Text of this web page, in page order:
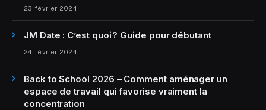
23 février 2024
JM Date : C’est quoi ? Guide pour débutant
24 février 2024
Back to School 2026 – Comment aménager un
espace de travail qui favorise vraiment la
concentration